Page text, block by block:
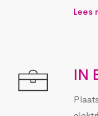
Lees
IN